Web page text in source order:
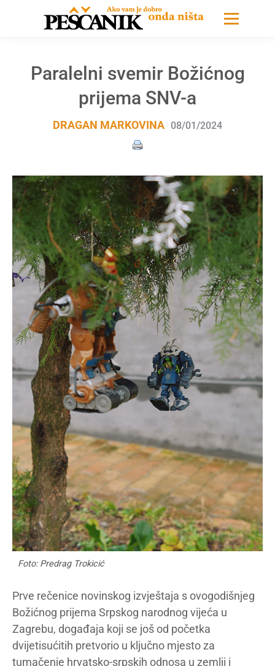
Paralelni svemir Božićnog
prijema SNV-a
DRAGAN MARKOVINA 08/01/2024
Foto: Predrag Trokicić
Prve rečenice novinskog izvještaja s ovogodišnjeg
Božićnog prijema Srpskog narodnog vijeća u
Zagrebu, događaja koji se još od početka
dvijetisućitih pretvorio u ključno mjesto za
tumačenje hrvatsko-srpskih odnosa u zemlji i